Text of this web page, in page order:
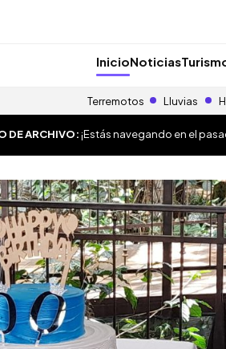
InicioNoticias
Terremotos Lluvias
DE ARCHIVO:¡Estás navegando en el